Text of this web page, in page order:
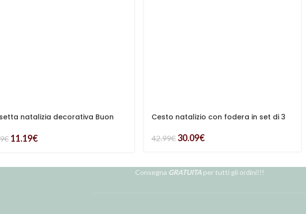
natalizia decorativa Buon
€ 11.19€
Cesto natalizio con fodera in set di 3
42.99€ 30.09€
Consegna GRATUITA per tutti gli ordini!!!